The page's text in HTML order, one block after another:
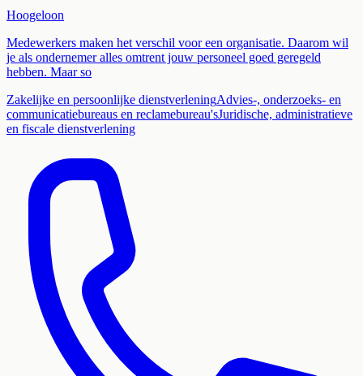
Hoogeloon
Medewerkers maken het verschil voor een organisatie. Daarom wil
je als ondernemer alles omtrent jouw personeel goed geregeld
hebben. Maar so
Zakelijke en persoonlijke dienstverleningAdvies-, onderzoeks- en
communicatiebureaus en reclamebureau'sJuridische, administratieve
en fiscale dienstverlening